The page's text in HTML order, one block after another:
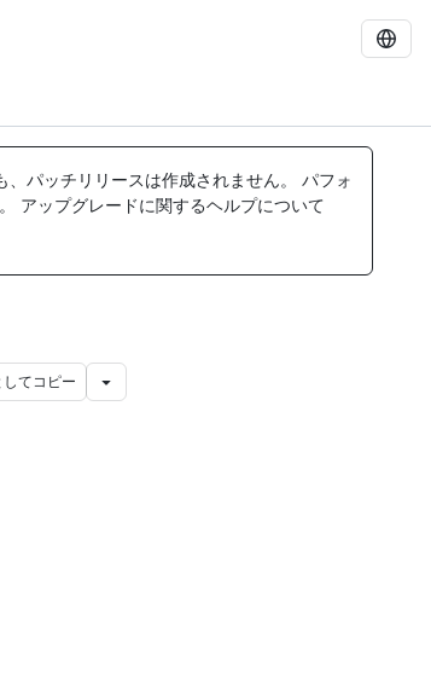
パッチリリースは作成されません。 パフォ
。 アップグレードに関するヘルプについて
てコピー